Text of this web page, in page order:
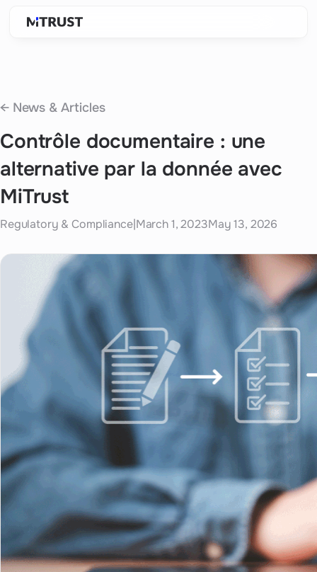
← News & Articles
Contrôle documentaire : une
alternative par la donnée avec
MiTrust
Regulatory & Compliance| March 1, 2023May 13, 2026